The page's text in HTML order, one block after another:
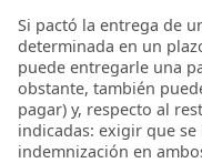
Si pactó la entrega de
determinada en un
puede entregarle una
obstante, también
pagar) y, respecto al
indicadas: exigir que
indemnización en